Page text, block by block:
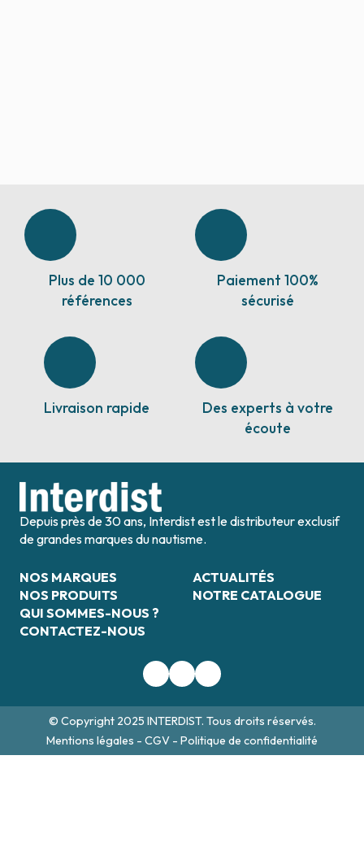
Plus de 10 000
références
Paiement 100%
sécurisé
Livraison rapide
Des experts à votre
écoute
Depuis près de 30 ans, Interdist est le distributeur exclusif
de grandes marques du nautisme.
NOS MARQUES
NOS PRODUITS
QUI SOMMES-NOUS ?
CONTACTEZ-NOUS
ACTUALITÉS
NOTRE CATALOGUE
© Copyright 2025 INTERDIST. Tous droits réservés.
Mentions légales - CGV - Politique de confidentialité